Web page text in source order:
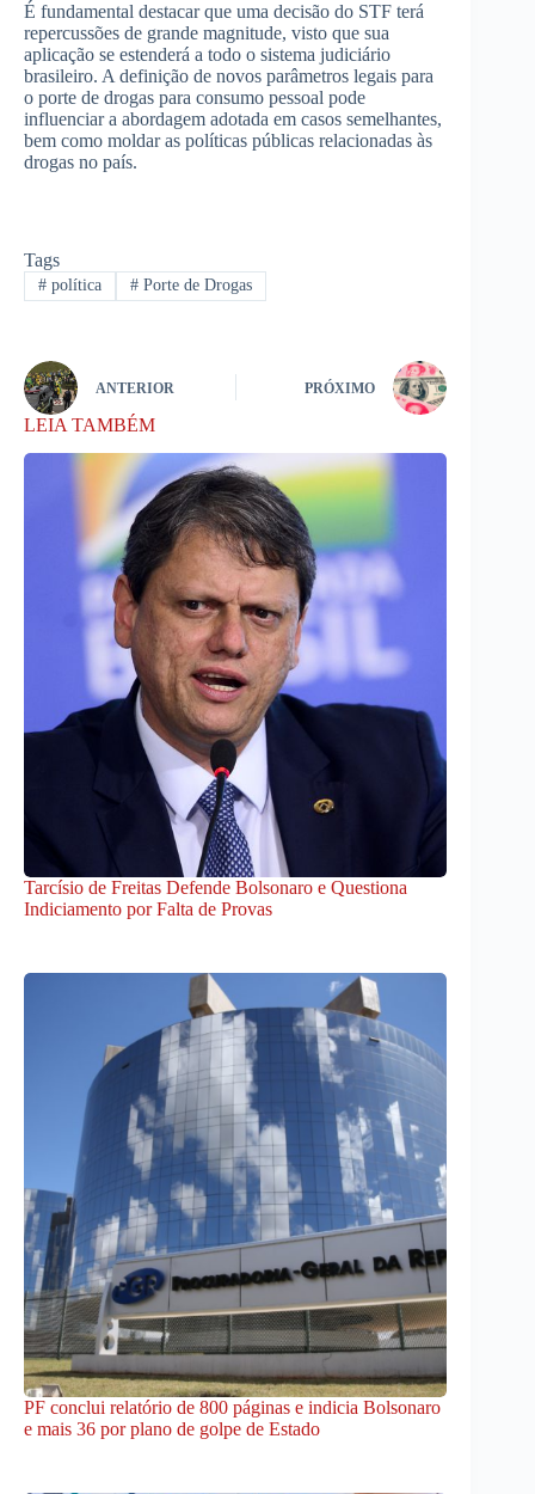
É fundamental destacar que uma decisão do STF terá
repercussões de grande magnitude, visto que sua
aplicação se estenderá a todo o sistema judiciário
brasileiro. A definição de novos parâmetros legais para
o porte de drogas para consumo pessoal pode
influenciar a abordagem adotada em casos semelhantes,
bem como moldar as políticas públicas relacionadas às
drogas no país.
Tags
#política #Porte de Drogas
ANTERIOR PRÓXIMO
LEIA TAMBÉM
Tarcísio de Freitas Defende Bolsonaro e Questiona
Indiciamento por Falta de Provas
PF conclui relatório de 800 páginas e indicia Bolsonaro
e mais 36 por plano de golpe de Estado